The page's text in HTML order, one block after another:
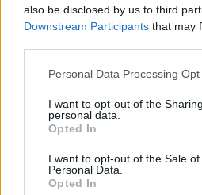
also be disclosed by us to third
Downstream Participants that may
Personal Data Processing
I want to opt-out of the
personal data.
Opted In
I want to opt-out of the Sale of
Personal Data.
Opted In
Ακολουθήστε μας
twitter
ΣΧΕΤΙΚΗ
Εγγραφή στο
Αποδέχομαι τους
και την πολιτική